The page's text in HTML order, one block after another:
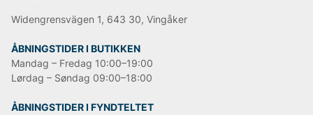
Widengrensvägen 1, 643 30, Vingåker
ÅBNINGSTIDER I BUTIKKEN
Mandag – Fredag 10:00–19:00
Lørdag – Søndag 09:00–18:00
ÅBNINGSTIDER I FYNDTELTET